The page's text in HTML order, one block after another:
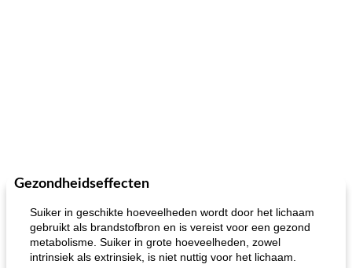
Gezondheidseffecten
Suiker in geschikte hoeveelheden wordt door het lichaam
gebruikt als brandstofbron en is vereist voor een gezond
metabolisme. Suiker in grote hoeveelheden, zowel
intrinsiek als extrinsiek, is niet nuttig voor het lichaam.